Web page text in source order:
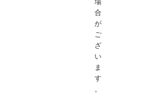
合
が
ご
ざ
い
ま
す
。